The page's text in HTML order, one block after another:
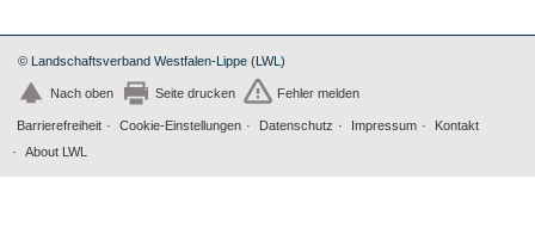
© Landschaftsverband Westfalen-Lippe (LWL)
Nach oben Seite drucken Fehler melden
Barrierefreiheit Cookie-Einstellungen Datenschutz Impressum
Kontakt
About LWL